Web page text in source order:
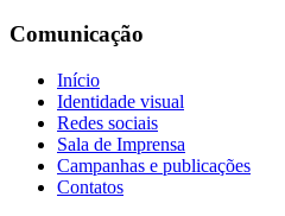
Comunicação
Início
Identidade visual
Redes sociais
Sala de Imprensa
Campanhas e publicações
Contatos